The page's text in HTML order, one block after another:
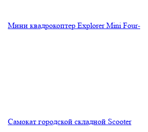
Мини квадрокоптер Explorer Mini Four-
Самокат городской складной Scooter